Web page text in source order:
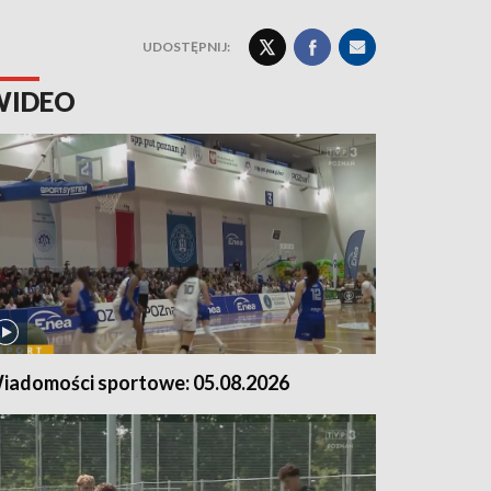
UDOSTĘPNIJ:
sportowe: 05.08.2026